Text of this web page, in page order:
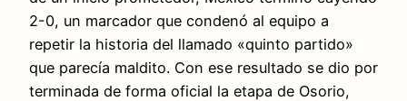
2-0, un marcador que condenó al equipo a
repetir la historia del llamado «quinto partido»
que parecía maldito. Con ese resultado se dio por
terminada de forma oficial la etapa de Osorio,